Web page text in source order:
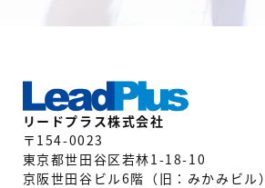
リードプラス株式会社
〒154-0023
東京都世田谷区若林1-18-10
京阪世田谷ビル6階（旧：みかみビル）